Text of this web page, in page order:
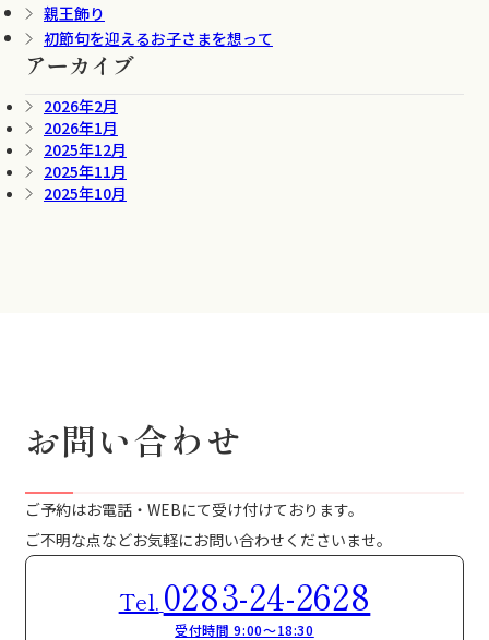
親王飾り
初節句を迎えるお子さまを想って
アーカイブ
2026年2月
2026年1月
2025年12月
2025年11月
2025年10月
お問い合わせ
ご予約はお電話・WEBにて受け付けております。
ご不明な点などお気軽にお問い合わせくださいませ。
Tel. 0283-24-2628
受付時間 9:00～18:30